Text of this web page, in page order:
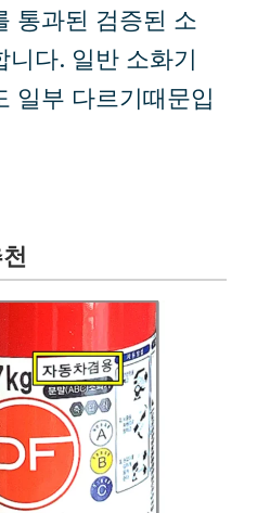
통과된 검증된 소
다. 일반 소화기
일부 다르기때문입